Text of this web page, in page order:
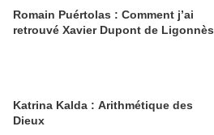
Romain Puértolas : Comment j’ai
retrouvé Xavier Dupont de Ligonnès
Katrina Kalda : Arithmétique des
Dieux